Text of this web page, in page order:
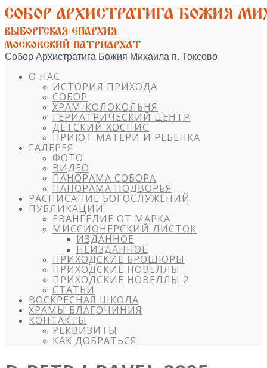
Собор Архистратига Божия Михаила п. Токсово
О НАС
ИСТОРИЯ ПРИХОДА
СОБОР
ХРАМ-КОЛОКОЛЬНЯ
ГЕРИАТРИЧЕСКИЙ ЦЕНТР
ДЕТСКИЙ ХОСПИС
ПРИЮТ МАТЕРИ И РЕБЕНКА
ГАЛЕРЕЯ
ФОТО
ВИДЕО
ПАНОРАМА СОБОРА
ПАНОРАМА ПОДВОРЬЯ
РАСПИСАНИЕ БОГОСЛУЖЕНИЙ
ПУБЛИКАЦИИ
ЕВАНГЕЛИЕ ОТ МАРКА
МИССИОНЕРСКИЙ ЛИСТОК
ИЗДАННОЕ
НЕИЗДАННОЕ
ПРИХОДСКИЕ БРОШЮРЫ
ПРИХОДСКИЕ НОВЕЛЛЫ
ПРИХОДСКИЕ НОВЕЛЛЫ 2
СТАТЬИ
ВОСКРЕСНАЯ ШКОЛА
ХРАМЫ БЛАГОЧИНИЯ
КОНТАКТЫ
РЕКВИЗИТЫ
КАК ДОБРАТЬСЯ